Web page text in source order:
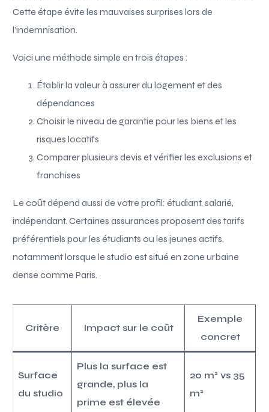
Cette étape évite les mauvaises surprises lors de
l’indemnisation.
Voici une méthode simple en trois étapes :
Établir la valeur à assurer du logement et des
dépendances
Choisir le niveau de garantie pour les biens et les
risques locatifs
Comparer plusieurs devis et vérifier les exclusions et
franchises
Le coût dépend aussi de votre profil: étudiant, salarié,
indépendant. Certaines assurances proposent des tarifs
préférentiels pour les étudiants ou les jeunes actifs,
notamment lorsque le studio est situé en zone urbaine
dense comme Paris.
Critère Impact sur le coût
Exemple
concret
Surface
du studio
Plus la surface est
grande, plus la
prime est élevée
20 m² vs 35
m²